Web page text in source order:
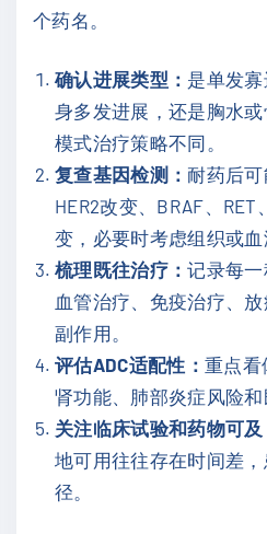
个药名。
确认进展类型： 是单发
身多发进展，还是胸水
模式治疗策略不同。
复查基因检测： 耐药后可
HER2改变、BRAF、RET
变，必要时考虑组织或血
梳理既往治疗：记录每一
血管治疗、免疫治疗、
副作用。
评估ADC适配性： 重点看
肾功能、肺部炎症风险和
关注临床试验和药物可及
地可用往往存在时间差
径。